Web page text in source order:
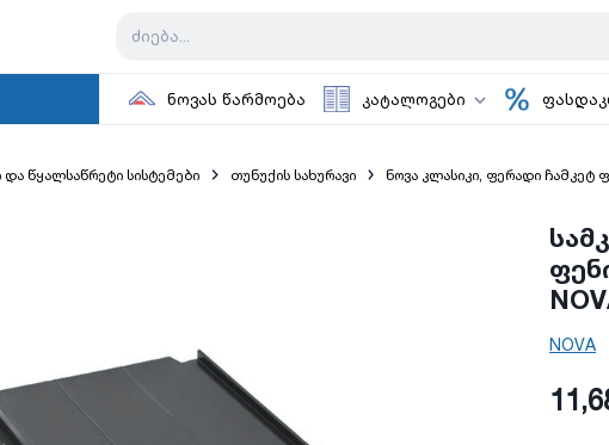
ნოვას წარმოება კატალოგები
და წყალსაწრეტი სისტემები თუნუქის სახურავი ნოვა კლასიკი, ფერადი ჩამკეტ
NOVA